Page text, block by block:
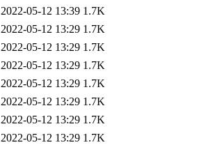
2022-05-12 13:39 1.7K
2022-05-12 13:29 1.7K
2022-05-12 13:29 1.7K
2022-05-12 13:29 1.7K
2022-05-12 13:29 1.7K
2022-05-12 13:29 1.7K
2022-05-12 13:29 1.7K
2022-05-12 13:29 1.7K